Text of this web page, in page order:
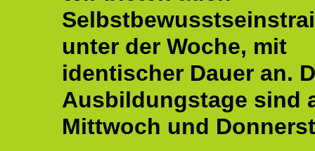
unter der Woche, mit
identischer Dauer an.
Ausbildungstage sind
Mittwoch und